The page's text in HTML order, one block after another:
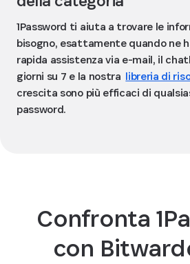
1Password ti aiuta a trovare le
bisogno, esattamente quando ne
rapida assistenza via e-mail, il
giorni su 7 e la nostra libreria di
crescita sono più efficaci di
password.
Confronta
con